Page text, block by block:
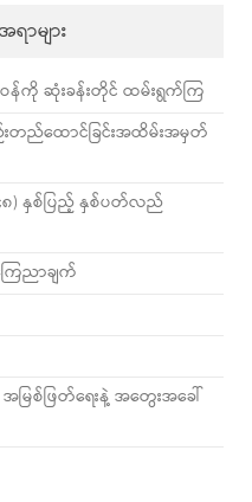
များ
န်ကို ဆုံးခန်းတိုင် ထမ်းရွက်ကြ
ည်ထောင်ခြင်းအထိမ်းအမှတ်
) နှစ်ပြည့် နှစ်ပတ်လည်
ေညာချက်
မြစ်ဖြတ်ရေးနဲ့ အတွေးအခေါ်